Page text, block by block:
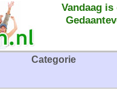
Vandaag
Categorie